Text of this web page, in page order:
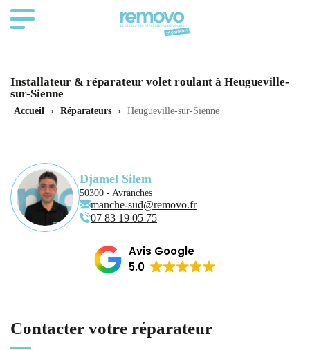
Installateur & réparateur volet roulant à Heugueville-
sur-Sienne
Accueil › Réparateurs › Heugueville-sur-Sienne
Djamel Silem
50300 - Avranches
manche-sud@removo.fr
07 83 19 05 75
Avis Google
5.0
Contacter votre réparateur